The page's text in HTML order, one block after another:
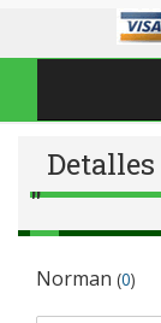
"
Norman (0)